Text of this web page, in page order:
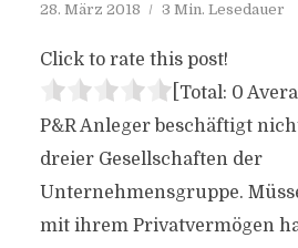
28. März 2018 3 Min. Lesedauer
Click to rate this post!
[Total: 0
P&R Anleger beschäftigt
dreier Gesellschaften der
Unternehmensgruppe.
mit ihrem Privatvermögen